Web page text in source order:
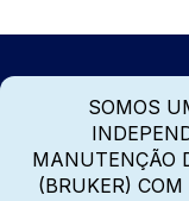
SOMOS
MANUTENÇÃO
(BRUKER)